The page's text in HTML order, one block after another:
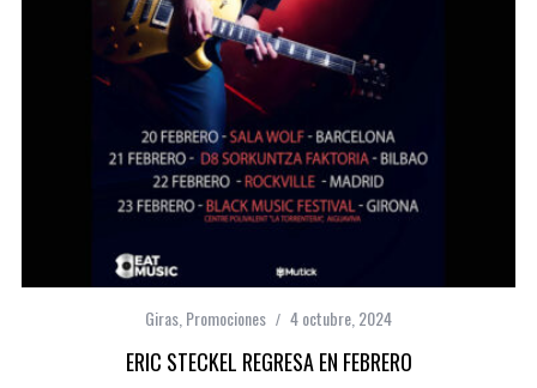
Giras Promociones 4 octubre, 2024
ERIC STECKEL REGRESA EN FEBRERO